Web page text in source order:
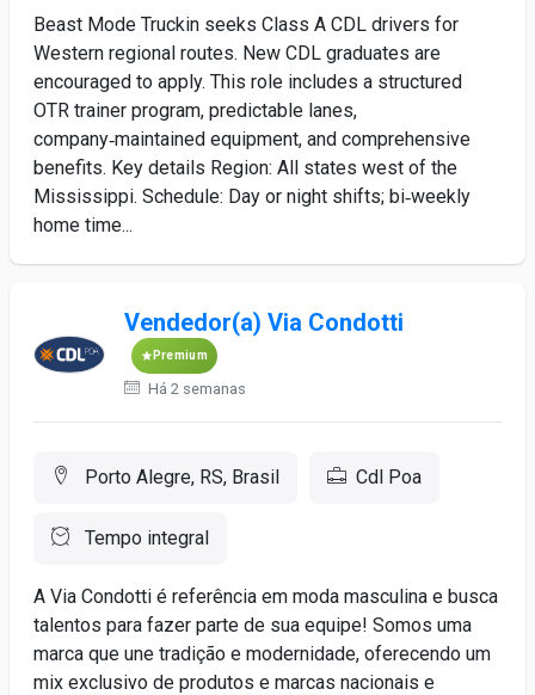
Beast Mode Truckin seeks Class A CDL drivers for
Western regional routes. New CDL graduates are
encouraged to apply. This role includes a structured
OTR trainer program, predictable lanes,
company‑maintained equipment, and comprehensive
benefits. Key details Region: All states west of the
Mississippi. Schedule: Day or night shifts; bi‑weekly
home time...
Vendedor(a) Via Condotti
Premium
Há 2 semanas
Porto Alegre, RS, Brasil Cdl Poa
Tempo integral
A Via Condotti é referência em moda masculina e busca
talentos para fazer parte de sua equipe! Somos uma
marca que une tradição e modernidade, oferecendo um
mix exclusivo de produtos e marcas nacionais e